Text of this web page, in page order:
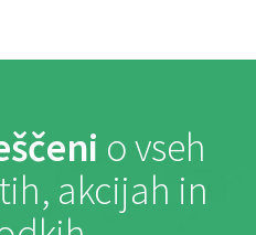
o vseh
akcijah in